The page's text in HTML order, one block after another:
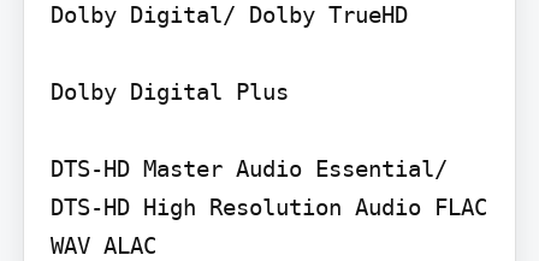
Dolby Digital/ Dolby TrueHD
Dolby Digital Plus
DTS-HD Master Audio Essential/
DTS-HD High Resolution Audio FLAC
WAV ALAC